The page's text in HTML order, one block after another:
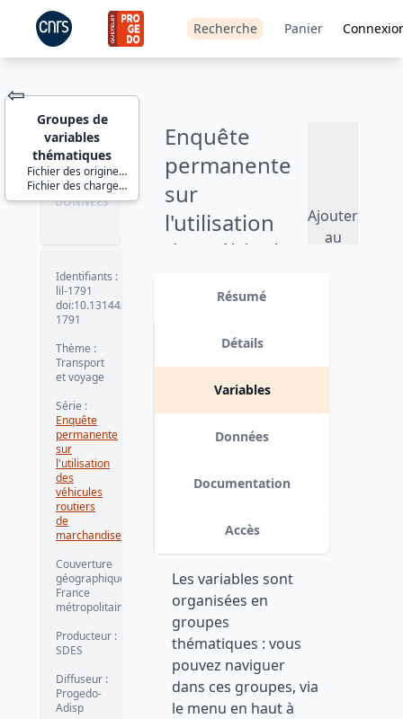
Recherche Panier
JEU DE
DONNÉES
Enquête
permanente
sur
l'utilisation
des véhicules
marchandises
(TRM) - 2020
Ajouter
au
Version 1. date : 2026-02-27
⇦
Groupes de
variables
thématiques
Fichier des origines - destinations
Fichier des chargements - déchargements
Identifiants :
lil-1791
doi:10.13144/lil-
1791
Thème :
Transport
et voyage
Série :
Enquête
permanente
sur
l'utilisation
des
véhicules
routiers
de
marchandises
Couverture
géographique :
France
métropolitaine
Producteur :
SDES
Diffuseur :
Progedo-
Adisp
Résumé
Détails
Variables
Données
Documentation
Accès
Les variables sont
organisées en
groupes
thématiques : vous
pouvez naviguer
dans ces groupes, via
le menu en haut à